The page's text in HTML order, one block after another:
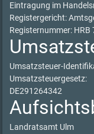
Eintragung im
Registergericht:
Registernummer: HRB
Umsatzsteuer-
Umsatzsteuergesetz:
DE291264342
Landratsamt Ulm